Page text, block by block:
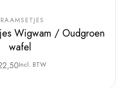
Wigwam / Oudgroen
wafel
Incl. BTW